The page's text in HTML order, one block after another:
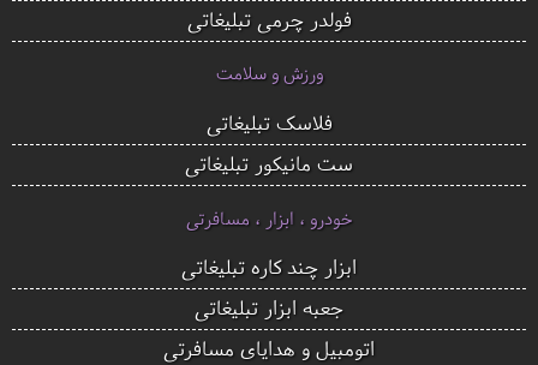
فولدر چرمی تبلیغاتی
ورزش و سلامت
فلاسک تبلیغاتی
ست مانیکور تبلیغاتی
خودرو ، ابزار ، مسافرتی
ابزار چند کاره تبلیغاتی
جعبه ابزار تبلیغاتی
اتومبیل و هدایای مسافرتی